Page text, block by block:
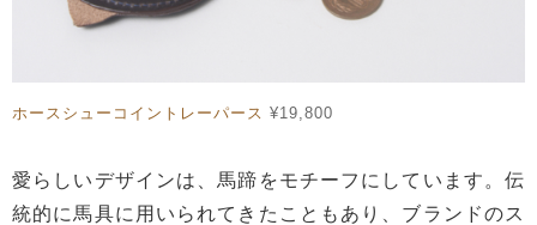
ホースシューコイントレーパース ¥19,800
愛らしいデザインは、馬蹄をモチーフにしています。伝
統的に馬具に用いられてきたこともあり、ブランドのス